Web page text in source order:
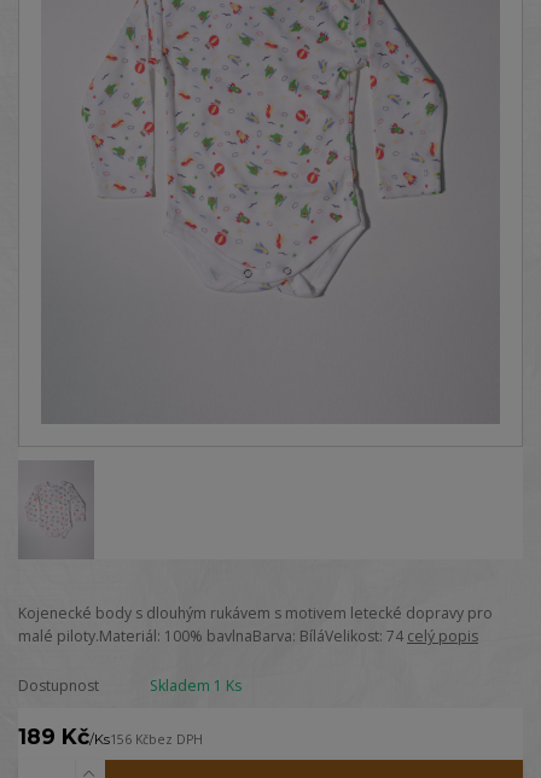
Kojenecké body s dlouhým rukávem s motivem letecké dopravy pro
malé piloty.Materiál: 100% bavlnaBarva: BíláVelikost: 74 celý popis
Dostupnost Skladem 1 Ks
189 Kč/Ks156 Kčbez DPH